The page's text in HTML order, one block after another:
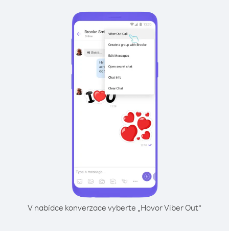
V nabídce konverzace vyberte „Hovor Viber Out“